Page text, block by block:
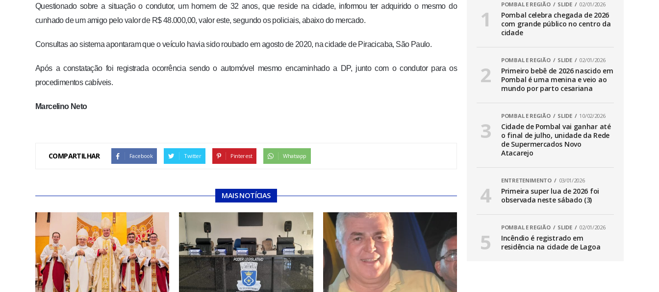
Questionado sobre a situação o condutor, um homem de 32 anos, que reside na cidade, informou ter adquirido o mesmo do
cunhado de um amigo pelo valor de R$ 48.000,00, valor este, segundo os policiais, abaixo do mercado.
Consultas ao sistema apontaram que o veículo havia sido roubado em agosto de 2020, na cidade de Piracicaba, São Paulo.
Após a constatação foi registrada ocorrência sendo o automóvel mesmo encaminhado a DP, junto com o condutor para os
procedimentos cabíveis.
Marcelino Neto
COMPARTILHAR Facebook Twitter Pinterest Whatsapp
MAIS NOTÍCIAS
POMBAL E REGIÃO SLIDE 02/01/2026
Pombal celebra chegada de 2026
com grande público no centro da
cidade
POMBAL E REGIÃO SLIDE 02/01/2026
Primeiro bebê de 2026 nascido em
Pombal é uma menina e veio ao
mundo por parto cesariana
POMBAL E REGIÃO SLIDE 10/02/2026
Cidade de Pombal vai ganhar até
o final de julho, unidade da Rede
de Supermercados Novo
Atacarejo
ENTRETENIMENTO 03/01/2026
Primeira super lua de 2026 foi
observada neste sábado (3)
POMBAL E REGIÃO SLIDE 02/01/2026
Incêndio é registrado em
residência na cidade de Lagoa